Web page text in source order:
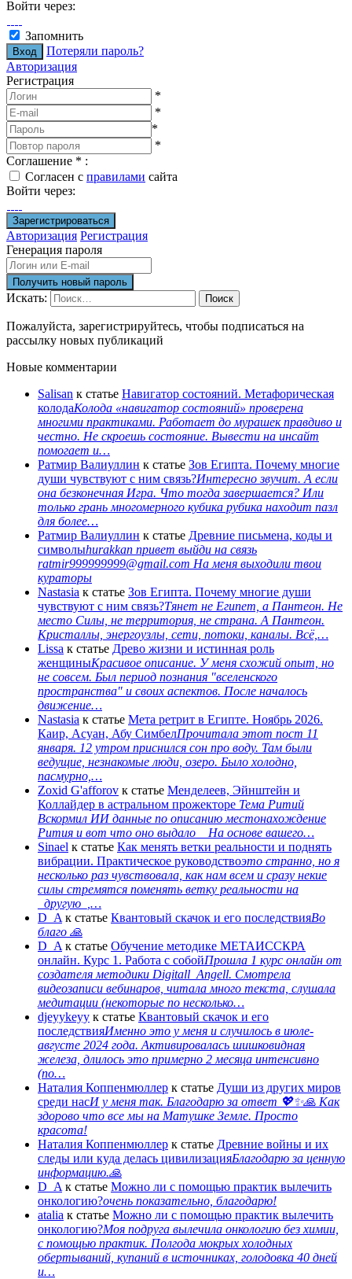
Войти через:
Запомнить
Потеряли пароль?
Авторизация
Регистрация
*
*
*
*
Соглашение * :
Согласен с правилами сайта
Войти через:
Авторизация Регистрация
Генерация пароля
Искать: Поиск
Пожалуйста, зарегистрируйтесь, чтобы подписаться на
рассылку новых публикаций
Новые комментарии
Salisan к статье Навигатор состояний. Метафорическая
колодаКолода «навигатор состояний» проверена
многими практиками. Работает до мурашек правдиво и
честно. Не скроешь состояние. Вывести на инсайт
помогает и…
Ратмир Валиуллин к статье Зов Египта. Почему многие
души чувствуют с ним связь?Интересно звучит. А если
она безконечная Игра. Что тогда завершается? Или
только грань многомерного кубика рубика находит пазл
для более…
Ратмир Валиуллин к статье Древние письмена, коды и
символыhurakkan привет выйди на связь
ratmir999999999@gmail.com На меня выходили твои
кураторы
Nastasia к статье Зов Египта. Почему многие души
чувствуют с ним связь?Тянет не Египет, а Пантеон. Не
место Силы, не территория, не страна. А Пантеон.
Кристаллы, энергоузлы, сети, потоки, каналы. Всё,…
Lissa к статье Древо жизни и истинная роль
женщиныКрасивое описание. У меня схожий опыт, но
не совсем. Был период познания "вселенского
пространства" и своих аспектов. После началось
движение…
Nastasia к статье Мета ретрит в Египте. Ноябрь 2026.
Каир, Асуан, Абу СимбелПрочитала этот пост 11
января. 12 утром приснился сон про воду. Там были
ведущие, незнакомые люди, озеро. Было холодно,
пасмурно,…
Zoxid G'afforov к статье Менделеев, Эйнштейн и
Коллайдер в астральном прожекторе Тема Ритий
Вскормил ИИ данные по описанию местонахождение
Рития и вот что оно выдало На основе вашего…
Sinael к статье Как менять ветки реальности и поднять
вибрации. Практическое руководствоэто странно, но я
несколько раз чувствовала, как нам всем и сразу некие
силы стремятся поменять ветку реальности на
_другую_,…
D_A к статье Квантовый скачок и его последствияВо
благо 🙏
D_A к статье Обучение методике МЕТАИССКРА
онлайн. Курс 1. Работа с собойПрошла 1 курс онлайн от
создателя методики Digitall_Angell. Смотрела
видеозаписи вебинаров, читала много текста, слушала
медитации (некоторые по несколько…
djeyykeyy к статье Квантовый скачок и его
последствияИменно это у меня и случилось в июле-
августе 2024 года. Активировалась шишковидная
железа, длилось это примерно 2 месяца интенсивно
(по…
Наталия Коппенмюллер к статье Души из других миров
среди насИ у меня так. Благодарю за ответ 💖✨️🙏 Как
здорово что все мы на Матушке Земле. Просто
красота!
Наталия Коппенмюллер к статье Древние войны и их
следы или куда делась цивилизацияБлагодарю за ценную
информацию.🙏
D_A к статье Можно ли с помощью практик вылечить
онкологию?очень показательно, благодарю!
atalia к статье Можно ли с помощью практик вылечить
онкологию?Моя подруга вылечила онкологию без химии,
с помощью практик. Полгода мокрых холодных
обертываний, купаний в источниках, голодовка 40 дней
и…